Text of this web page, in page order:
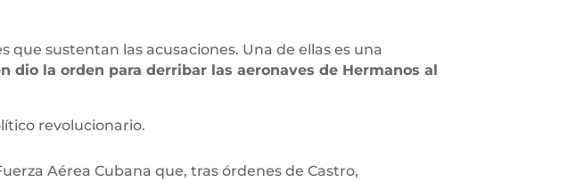
sustentan las acusaciones. Una de ellas es una
dio la orden para derribar las aeronaves de Hermanos al
revolucionario.
Aérea Cubana que, tras órdenes de Castro,